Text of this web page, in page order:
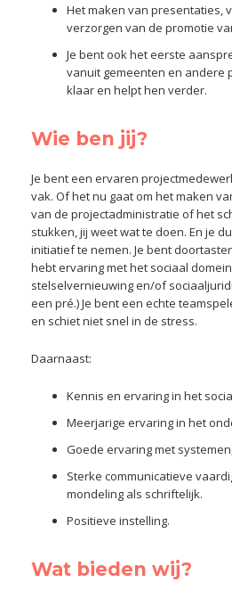
Het maken van presentaties,
verzorgen van de promotie
Je bent ook het eerste
vanuit gemeenten en andere
klaar en helpt hen verder.
Wie ben jij?
Je bent een ervaren
vak. Of het nu gaat om het maken
van de projectadministratie of het
stukken, jij weet wat te doen. En je
initiatief te nemen. Je bent
hebt ervaring met het sociaal
stelselvernieuwing en/of
een pré.) Je bent een echte
en schiet niet snel in de stress.
Daarnaast:
Kennis en ervaring in het
Meerjarige ervaring in het
Goede ervaring met
Sterke communicatieve
mondeling als schriftelijk.
Positieve instelling.
Wat bieden wij?